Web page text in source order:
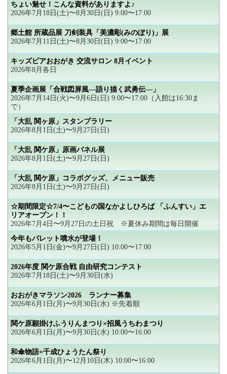
ちょい魅せ！こんな資料がありますよ♪
2026年7月18日(土)〜8月30日(日) 9:00〜17:00
郷土館 所蔵品展 刀剣装具「美濃彫(みのぼり)」展
2026年7月11日(土)〜8月30日(日) 9:00〜17:00
キッズピアおおがき 交流サロン 8月イベント
2026年8月各日
夏季企画展「合戦図屏風―語り描く武勇伝―」
2026年7月14日(火)〜9月6日(日) 9:00〜17:00（入館は16:30ま
で）
「大乱 関ヶ原」スタンプラリー
2026年8月1日(土)〜9月27日(日)
「大乱 関ケ原」原画パネル展
2026年8月1日(土)〜9月27日(日)
「大乱 関ケ原」コラボグッズ、メニュー販売
2026年8月1日(土)〜9月27日(日)
☆期間限定☆7/4〜こどもの国なかよしひろば 「ふんすい」エ
リアオープン！！
2026年7月4日〜9月27日の土日祝 ※夏休み期間は毎日開催
今年もパレット噴水が登場！
2026年5月1日(金)〜9月27日(日) 10:00〜17:00
2026年度 関ケ原合戦 自由研究コンテスト
2026年7月18日(土)〜9月30日(水)
おおがきマラソン2026 ランナー募集
2026年6月1日(月)〜9月30日(水) ※先着順
関ケ原願掛けふうりんまつり×招風うちわまつり
2026年6月1日(月)〜9月30日(水) 10:00〜16:00
和傘物語×千成ひょうたん祭り
2026年6月1日(月)〜12月10日(木) 10:00〜16:00